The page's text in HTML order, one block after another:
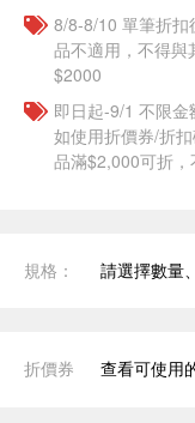
8/8-8/10 單筆折
品不適用，不得與
$2000
即日起-9/1 不限
如使用折價券/折
品滿$2,000可折
規格： 請選擇數量
折價券 查看可使用